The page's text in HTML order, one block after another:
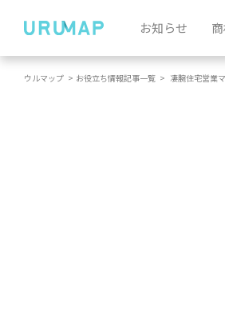
お知らせ
ウルマップ > お役立ち情報記事一覧 > 凄腕住宅営業